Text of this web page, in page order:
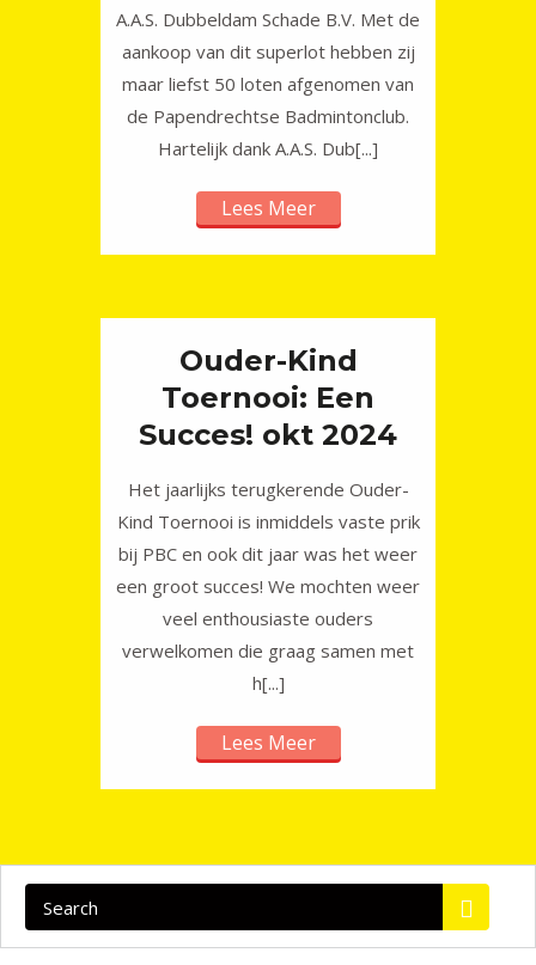
A.A.S. Dubbeldam Schade B.V. Met de
aankoop van dit superlot hebben zij
maar liefst 50 loten afgenomen van
de Papendrechtse Badmintonclub.
Hartelijk dank A.A.S. Dub[...]
Lees Meer
Ouder-Kind
Toernooi: Een
Succes! okt 2024
Het jaarlijks terugkerende Ouder-
Kind Toernooi is inmiddels vaste prik
bij PBC en ook dit jaar was het weer
een groot succes! We mochten weer
veel enthousiaste ouders
verwelkomen die graag samen met
h[...]
Lees Meer